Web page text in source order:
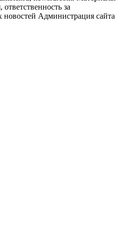
за
новостей Администрация сайта